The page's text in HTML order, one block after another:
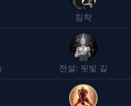
침착
전설: 핏빛 길